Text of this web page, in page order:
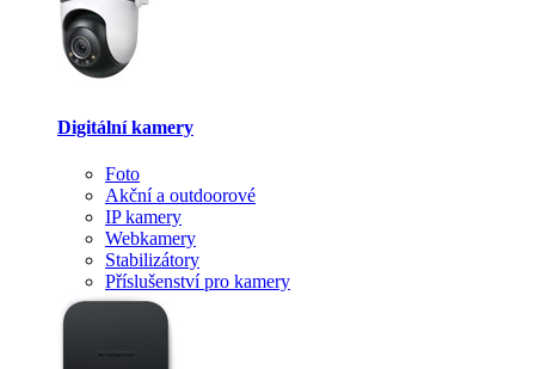
Digitální kamery
Foto
Akční a outdoorové
IP kamery
Webkamery
Stabilizátory
Příslušenství pro kamery